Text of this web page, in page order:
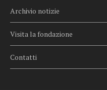
Archivio notizie
Visita la fondazione
Contatti